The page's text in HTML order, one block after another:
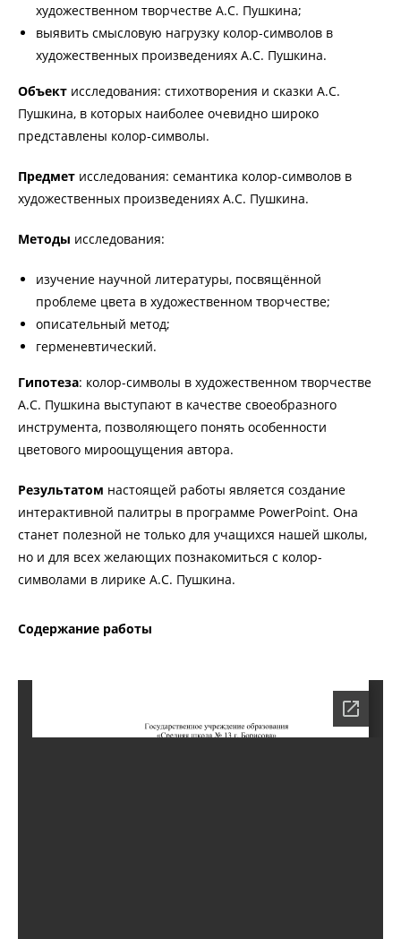
художественном творчестве А.С. Пушкина;
выявить смысловую нагрузку колор-символов в
художественных произведениях А.С. Пушкина.
Объект исследования: стихотворения и сказки А.С.
Пушкина, в которых наиболее очевидно широко
представлены колор-символы.
Предмет исследования: семантика колор-символов в
художественных произведениях А.С. Пушкина.
Методы исследования:
изучение научной литературы, посвящённой
проблеме цвета в художественном творчестве;
описательный метод;
герменевтический.
Гипотеза: колор-символы в художественном творчестве
А.С. Пушкина выступают в качестве своеобразного
инструмента, позволяющего понять особенности
цветового мироощущения автора.
Результатом настоящей работы является создание
интерактивной палитры в программе PowerPoint. Она
станет полезной не только для учащихся нашей школы,
но и для всех желающих познакомиться с колор-
символами в лирике А.С. Пушкина.
Содержание работы